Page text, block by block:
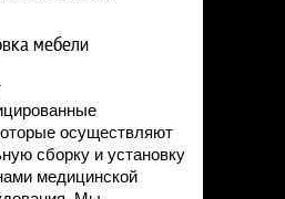
мебели
осуществляют
сборку и установку
медицинской